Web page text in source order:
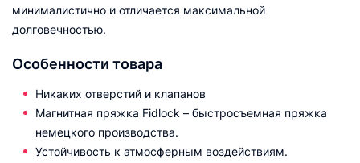
минималистично и отличается максимальной
долговечностью.
Особенности товара
Никаких отверстий и клапанов
Магнитная пряжка Fidlock – быстросъемная пряжка
немецкого производства.
Устойчивость к атмосферным воздействиям.